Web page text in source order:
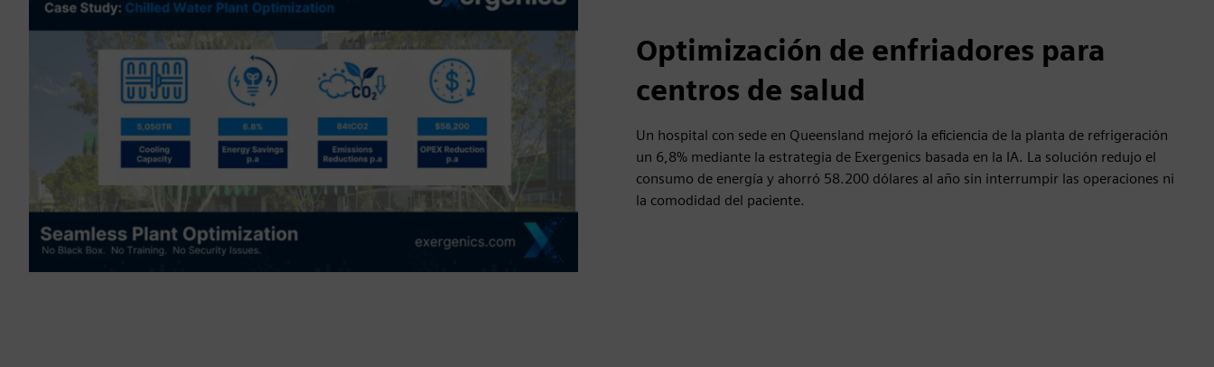
Optimización de enfriadores para
centros de salud
Un hospital con sede en Queensland mejoró la eficiencia de la planta de refrigeración
un 6,8% mediante la estrategia de Exergenics basada en la IA. La solución redujo el
consumo de energía y ahorró 58.200 dólares al año sin interrumpir las operaciones ni
la comodidad del paciente.